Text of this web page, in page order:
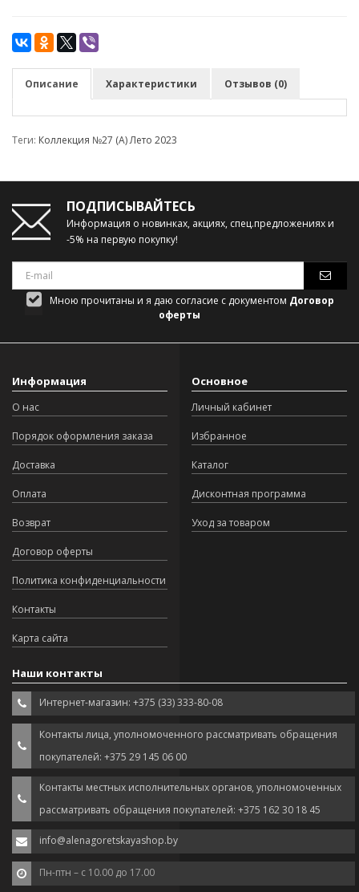
Описание Характеристики Отзывов (0)
Теги: Коллекция №27 (А) Лето 2023
ПОДПИСЫВАЙТЕСЬ
Информация о новинках, акциях, спец.предложениях и
-5% на первую покупку!
Мною прочитаны и я даю согласие с документом Договор
оферты
Информация
О нас
Порядок оформления заказа
Доставка
Оплата
Возврат
Договор оферты
Политика конфиденциальности
Контакты
Карта сайта
Основное
Личный кабинет
Избранное
Каталог
Дисконтная программа
Уход за товаром
Наши контакты
Интернет-магазин: +375 (33) 333-80-08
Контакты лица, уполномоченного рассматривать обращения
покупателей: +375 29 145 06 00
Контакты местных исполнительных органов, уполномоченных
рассматривать обращения покупателей: +375 162 30 18 45
info@alenagoretskayashop.by
Пн-птн – с 10.00 до 17.00